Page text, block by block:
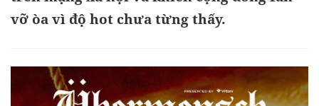
vỡ òa vì độ hot chưa từng thấy.